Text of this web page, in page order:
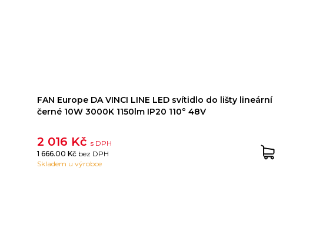
FAN Europe DA VINCI LINE LED svítidlo do lišty lineární
černé 10W 3000K 1150lm IP20 110° 48V
2 016 Kčs DPH
1 666.00 Kč bez DPH
Skladem u výrobce